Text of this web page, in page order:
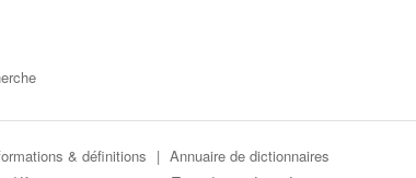
& définitions | Annuaire de dictionnaires